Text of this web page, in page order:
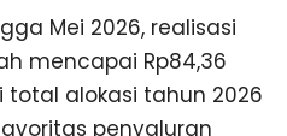
Mei 2026, realisasi
mencapai Rp84,36
total alokasi tahun 2026
penyaluran